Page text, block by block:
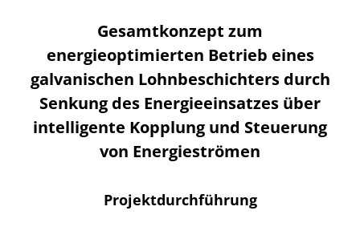
Gesamtkonzept zum
energieoptimierten Betrieb eines
galvanischen Lohnbeschichters durch
Senkung des Energieeinsatzes über
intelligente Kopplung und Steuerung
von Energieströmen
Projektdurchführung